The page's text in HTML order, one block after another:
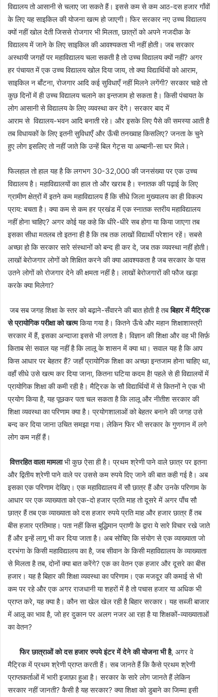
विद्यालय तो आसानी से चलाए जा सकते हैं। इससे कम से कम आठ-दस हजार गाँवों
के लिए यह साइकिल की योजना खत्म हो जाएगी। फिर सरकार नए उच्च विद्यालय
क्यों नहीं खोल देती जिससे रोजगार भी मिलता, छात्रों को अपने नजदीक के
विद्यालय में जाने के लिए साइकिल की आवश्यकता भी नहीं होती। जब सरकार
अस्थायी जगहों पर महाविद्यालय चला सकती है तो उच्च विद्यालय क्यों नहीं? अगर
हर पंचायत में एक उच्च विद्यालय खोल दिया जाय, तो क्या विद्यार्थियों को आराम,
साइकिल न बाँटना, रोजगार आदि कई सुविधाएँ नहीं मिलने लगेंगी? सरकार चाहे तो
कुछ दिनों में ही उच्च विद्यालय चलाने का इन्तजाम हो सकता है। किसी पंचायत के
लोग आसानी से विद्यालय के लिए व्यवस्था कर देंगे। सरकार बाद में
आराम से विद्यालय-भवन आदि बनाती रहे। और इसके लिए पैसे की समस्या आती है
तब विधायकों के लिए इतनी सुविधाएँ और ऊँची तनख्वाह किसलिए? जनता के चुने
हुए लोग इसलिए तो नहीं जाते कि उन्हें बिल गेट्स या अम्बानी-सा घर मिले।
फिलहाल तो हाल यह है कि लगभग 30-32,000 की जनसंख्या पर एक उच्च
विद्यालय है। महाविद्यालयों का हाल तो और खराब है। स्नातक की पढ़ाई के लिए
ग्रामीण क्षेत्रों में इतने कम महाविद्यालय हैं कि सीधे जिला मुख्यालय का ही विकल्प
प्राय: बचता है। क्या कम से कम हर प्रखंड में एक स्नातक स्तरीय महाविद्यालय
नहीं होना चाहिए? अगर कोई यह कहे कि धीरे-धीरे सब होगा या किया जाएगा तब
इसका सीधा मतलब तो इतना ही है कि तब तक लाखों विद्यार्थी परेशान रहें। सबसे
अच्छा हो कि सरकार सारे संस्थानों को बन्द ही कर दे, जब तक व्यवस्था नहीं होती।
लाखों बेरोजगार लोगों को शिक्षित करने की क्या आवश्यकता है जब सरकार के पास
उतने लोगों को रोजगार देने की क्षमता नहीं है। लाखों बेरोजगारों की फौज खड़ा
करके क्या मिलेगा?
जब सब जगह शिक्षा के स्तर को बढ़ाने-सँवारने की बात होती है तबबिहार में मैट्रिक
से प्रायोगिक परीक्षा को खत्मकिया गया है। कितने ऊँचे और महान शिक्षाशास्त्री
सरकार में हैं, इसका अन्दाजा इससे भी लगता है। विज्ञान की शिक्षा और वह भी सिर्फ़
किताब से! सवाल यह नहीं है कि लालू के शासन में क्या था। सवाल यह है कि आप
किस आधार पर बेहतर हैं? जहाँ प्रायोगिक शिक्षा का अच्छा इन्तजाम होना चाहिए था,
वहाँ सीधे उसे खत्म कर दिया जाना, कितना घटिया कदम है! पहले से ही विद्यालयों में
प्रायोगिक शिक्षा की कमी रही है। मैट्रिक के सौ विद्यार्थियों में से कितनों ने एक भी
प्रयोग किया है, यह पूछकर पता चल सकता है कि लालू और नीतीश सरकार की
शिक्षा व्यवस्था का परिणाम क्या है। प्रयोगशालाओं को बेहतर बनाने की जगह उसे
बन्द कर दिया जाना उचित समझा गया। लेकिन फिर भी सरकार के गुणगान में लगे
लोग कम नहीं हैं।
वित्तरहित वाला मामलाभी कुछ ऐसा ही है। प्रथम श्रेणी पाने वाले छात्र पर इतना
और द्वितीय श्रेणी पाने वाले पर उससे कम रुपये दिए जाने की बात कही गई है। अब
इसका एक परिणाम देखिए। एक महाविद्यालय में सौ छात्र हैं और उनके परिणाम के
आधार पर एक व्याख्याता को एक-दो हजार प्रति माह तो दूसरे में अगर पाँच सौ
छात्र हैं तब एक व्याख्याता को दस हजार रुपये प्रति माह और हजार छात्र हैं तब
बीस हजार प्रतिमाह। पता नहीं किस बुद्धिमान प्राणी के द्वारा ये सारे विचार रखे जाते
हैं और इन्हें लागू भी कर दिया जाता है। अब सोचिए कि संयोग से एक व्याख्याता जो
दरभंगा के किसी महाविद्यालय का है, जब सीवान के किसी महाविद्यालय के व्याख्याता
से मिलता है तब, दोनों क्या बात करेंगे? एक का वेतन एक हजार और दूसरे का बीस
हजार। यह है बिहार की शिक्षा व्यवस्था का परिणाम। एक मजदूर की कमाई से भी
कम पर रहे और एक अगर राजधानी या शहरों में है तो पचास हजार या अधिक भी
प्राप्त करे, यह क्या है। कौन सा खेल खेल रही है बिहार सरकार। यह सब्जी बाजार
में आलू का भाव है, जो हर दुकान पर अलग नजर आ रहा है या शिक्षकों-व्याख्याताओं
का वेतन?
फिर छात्राओं को दस हजार रुपये इंटर में देने की योजना भी है, अगर वे
मैट्रिक में प्रथम श्रेणी प्राप्त करती हैं। सब जानते हैं कि कैसे प्रथम श्रेणी
प्राप्तकर्ताओं में भारी इजाफ़ा हुआ है। सरकार के सारे लोग जानते हैं लेकिन
सरकार नहीं जानती? कैसी है यह सरकार? क्या शिक्षा को डुबाने का जिम्मा इसी